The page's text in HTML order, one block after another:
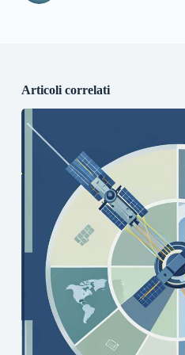
Articoli correlati